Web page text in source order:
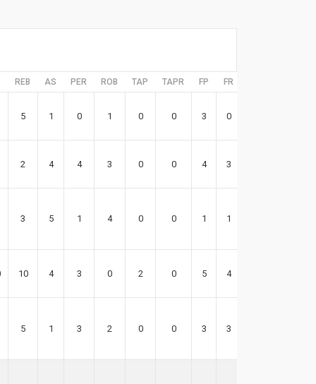
REB AS PER ROB TAP TAPR FP FR
5 1 0 1 0 0 3 0
2 4 4 3 0 0 4 3
3 5 1 4 0 0 1 1
10 4 3 0 2 0 5 4
5 1 3 2 0 0 3 3